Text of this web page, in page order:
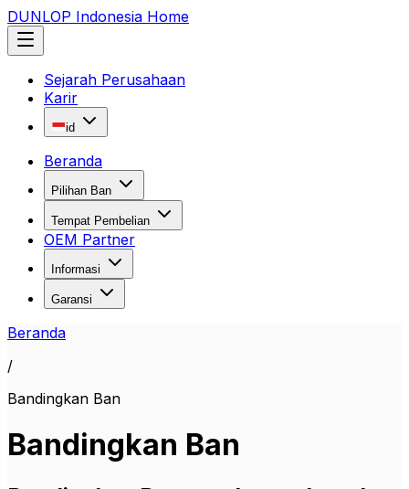
DUNLOP Indonesia Home
Sejarah Perusahaan
Karir
id
Beranda
Pilihan Ban
Tempat Pembelian
OEM Partner
Informasi
Garansi
Beranda
/
Bandingkan Ban
Bandingkan Ban